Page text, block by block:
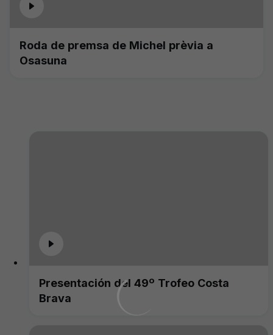
Roda de premsa de Michel prèvia a
Osasuna
Presentación del 49º Trofeo Costa
Brava